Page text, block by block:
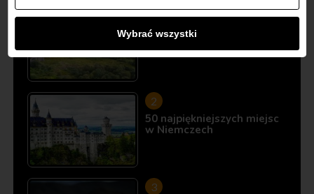
Śladami Harry’ego Pottera:
50 najpiękniejszych miejsc
w Niemczech
Wybrać wszystki